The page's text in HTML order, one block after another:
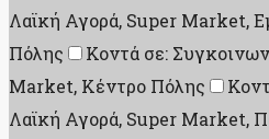
Λαϊκή Αγορά, Super Market,
Πόλης
Κοντά σε:
Market, Κέντρο Πόλης
Λαϊκή Αγορά, Super Market,